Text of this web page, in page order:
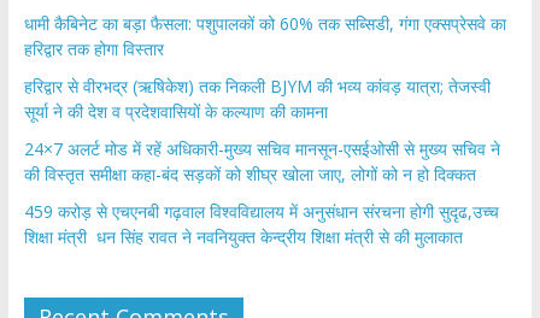
​धामी कैबिनेट का बड़ा फैसला: पशुपालकों को 60% तक सब्सिडी, गंगा एक्सप्रेसवे का
हरिद्वार तक होगा विस्तार
​हरिद्वार से वीरभद्र (ऋषिकेश) तक निकली BJYM की भव्य कांवड़ यात्रा; तेजस्वी
सूर्या ने की देश व प्रदेशवासियों के कल्याण की कामना
24×7 अलर्ट मोड में रहें अधिकारी-मुख्य सचिव मानसून-एसईओसी से मुख्य सचिव ने
की विस्तृत समीक्षा कहा-बंद सड़कों को शीघ्र खोला जाए, लोगों को न हो दिक्कत
459 करोड़ से एचएनबी गढ़वाल विश्वविद्यालय में अनुसंधान संरचना होगी सुदृढ,उच्च
शिक्षा मंत्री धन सिंह रावत ने नवनियुक्त केन्द्रीय शिक्षा मंत्री से की मुलाकात